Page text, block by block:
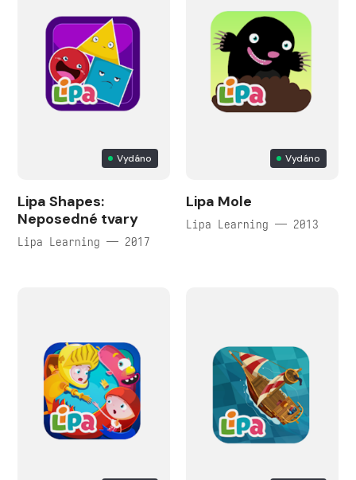
Vydáno
Lipa Shapes:
Neposedné tvary
Lipa Learning — 2017
Vydáno
Lipa Mole
Lipa Learning — 2013